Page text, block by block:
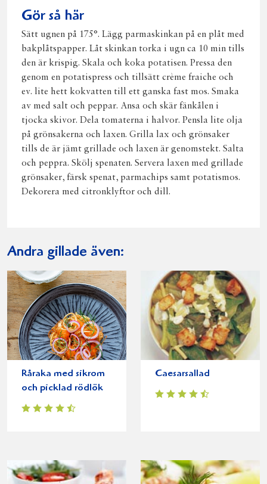
Gör så här
Sätt ugnen på 175°. Lägg parmaskinkan på en plåt med
bakplåtspapper. Låt skinkan torka i ugn ca 10 min tills
den är krispig. Skala och koka potatisen. Pressa den
genom en potatispress och tillsätt crème fraiche och
ev. lite hett kokvatten till ett ganska fast mos. Smaka
av med salt och peppar. Ansa och skär fänkålen i
tjocka skivor. Dela tomaterna i halvor. Pensla lite olja
på grönsakerna och laxen. Grilla lax och grönsaker
tills de är jämt grillade och laxen är genomstekt. Salta
och peppra. Skölj spenaten. Servera laxen med grillade
grönsaker, färsk spenat, parmachips samt potatismos.
Dekorera med citronklyftor och dill.
Andra gillade även:
Råraka med sikrom
och picklad rödlök
Caesarsallad